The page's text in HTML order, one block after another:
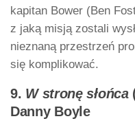
kapitan Bower (Ben
z jaką misją zostali
nieznaną przestrzeń
się komplikować.
9. W stronę słońca
Danny Boyle